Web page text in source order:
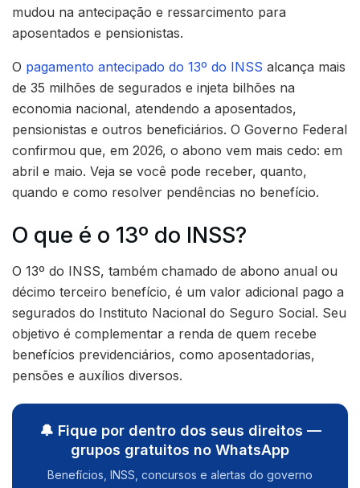
mudou na antecipação e ressarcimento para
aposentados e pensionistas.
O pagamento antecipado do 13º do INSS alcança mais
de 35 milhões de segurados e injeta bilhões na
economia nacional, atendendo a aposentados,
pensionistas e outros beneficiários. O Governo Federal
confirmou que, em 2026, o abono vem mais cedo: em
abril e maio. Veja se você pode receber, quanto,
quando e como resolver pendências no benefício.
O que é o 13º do INSS?
O 13º do INSS, também chamado de abono anual ou
décimo terceiro benefício, é um valor adicional pago a
segurados do Instituto Nacional do Seguro Social. Seu
objetivo é complementar a renda de quem recebe
benefícios previdenciários, como aposentadorias,
pensões e auxílios diversos.
🔔 Fique por dentro dos seus direitos —
grupos gratuitos no WhatsApp
Benefícios, INSS, concursos e alertas do governo